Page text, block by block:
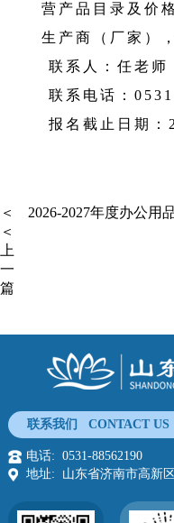
营产品目录及价
生产商（厂家）
联系人：任老师
联系电话：
报名截止日期：
＜
＜
上
一
篇
联系我们 CONTACT US
电话: 0531-88562190
地址: 山东省济南市高新